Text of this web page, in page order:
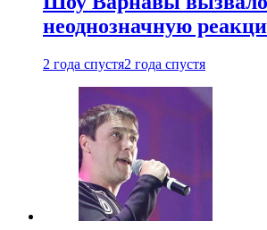
неоднозначную
2 года спустя2 года спустя